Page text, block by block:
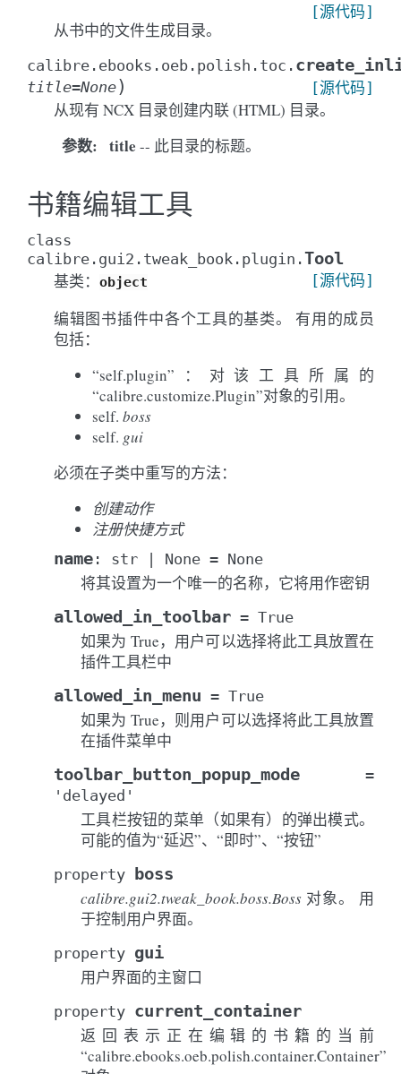
[源代码]
从书中的文件生成目录。
calibre.ebooks.oeb.polish.toc.
title=None) [源代码]
从现有 NCX 目录创建内联 (HTML) 目录。
参数: title -- 此目录的标题。
书籍编辑工具
class
calibre.gui2.tweak_book.plugin.Tool
[源代码]
基类： object
编辑图书插件中各个工具的基类。 有用的成员
包括：
“self.plugin”：对该工具所属的
“calibre.customize.Plugin”对象的引用。
self. boss
self. gui
必须在子类中重写的方法：
创建动作
注册快捷方式
name : str | None = None
将其设置为一个唯一的名称，它将用作密钥
allowed_in_toolbar = True
如果为 True，用户可以选择将此工具放置在
插件工具栏中
allowed_in_menu = True
如果为 True，则用户可以选择将此工具放置
在插件菜单中
toolbar_button_popup_mode
=
'delayed'
工具栏按钮的菜单（如果有）的弹出模式。
可能的值为“延迟”、“即时”、“按钮”
property boss
calibre.gui2.tweak_book.boss.Boss 对象。 用
于控制用户界面。
property gui
用户界面的主窗口
property current_container
返回表示正在编辑的书籍的当前
“calibre.ebooks.oeb.polish.container.Container”